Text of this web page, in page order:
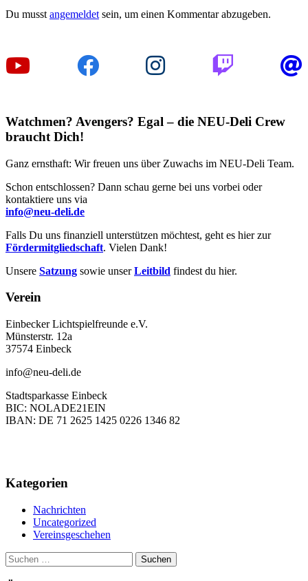
Du musst angemeldet sein, um einen Kommentar abzugeben.
Watchmen? Avengers? Egal – die NEU-Deli Crew
braucht Dich!
Ganz ernsthaft: Wir freuen uns über Zuwachs im NEU-Deli Team.
Schon entschlossen? Dann schau gerne bei uns vorbei oder
kontaktiere uns via
info@neu-deli.de
Falls Du uns finanziell unterstützen möchtest, geht es hier zur
Fördermitgliedschaft. Vielen Dank!
Unsere Satzung sowie unserLeitbild findest du hier.
Verein
Einbecker Lichtspielfreunde e.V.
Münsterstr. 12a
37574 Einbeck
info@neu-deli.de
Stadtsparkasse Einbeck
BIC: NOLADE21EIN
IBAN: DE 71 2625 1425 0226 1346 82
Kategorien
Nachrichten
Uncategorized
Vereinsgeschehen
Suchen
nach: